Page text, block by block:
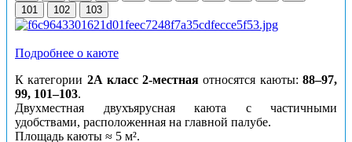
101
102 103
Подробнее о каюте
К категории 2А класс 2-местная относятся каюты:88–97,
99, 101–103.
Двухместная двухъярусная каюта с частичными
удобствами, расположенная на главной палубе.
Площадь каюты ≈ 5 м².